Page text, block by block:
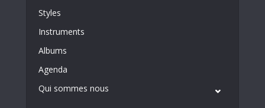
Styles
Instruments
Albums
Agenda
Qui sommes nous